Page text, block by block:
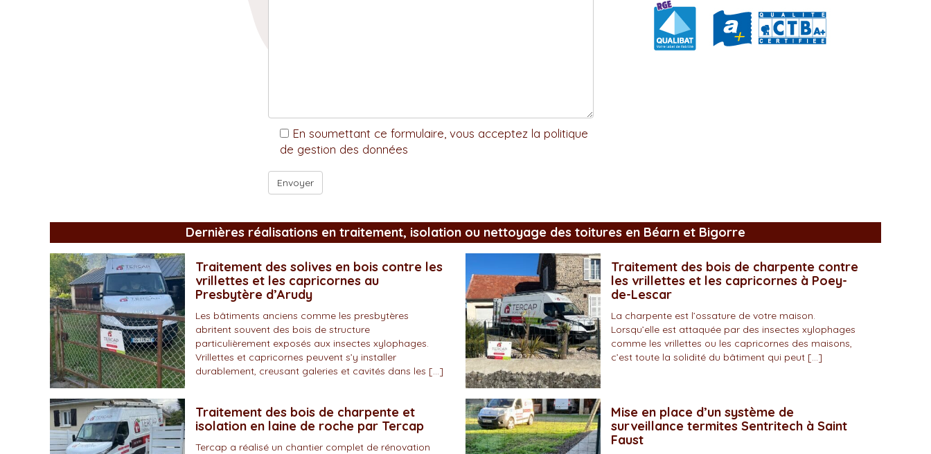
En soumettant ce formulaire, vous acceptez la politique
de gestion des données
Dernières réalisations en traitement, isolation ou nettoyage des toitures en Béarn et Bigorre
Traitement des solives en bois contre les
vrillettes et les capricornes au
Presbytère d’Arudy
Les bâtiments anciens comme les presbytères
abritent souvent des bois de structure
particulièrement exposés aux insectes xylophages.
Vrillettes et capricornes peuvent s’y installer
durablement, creusant galeries et cavités dans les […]
Traitement des bois de charpente contre
les vrillettes et les capricornes à Poey-
de-Lescar
La charpente est l’ossature de votre maison.
Lorsqu’elle est attaquée par des insectes xylophages
comme les vrillettes ou les capricornes des maisons,
c’est toute la solidité du bâtiment qui peut […]
Traitement des bois de charpente et
isolation en laine de roche par Tercap
Tercap a réalisé un chantier complet de rénovation
Mise en place d’un système de
surveillance termites Sentritech à Saint
Faust